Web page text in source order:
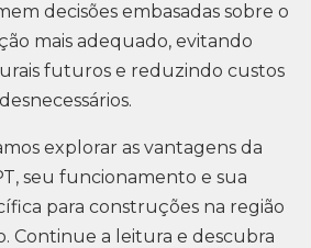
decisões embasadas sobre o
mais adequado, evitando
futuros e reduzindo custos
desnecessários.
explorar as vantagens da
seu funcionamento e sua
para construções na região
Continue a leitura e descubra